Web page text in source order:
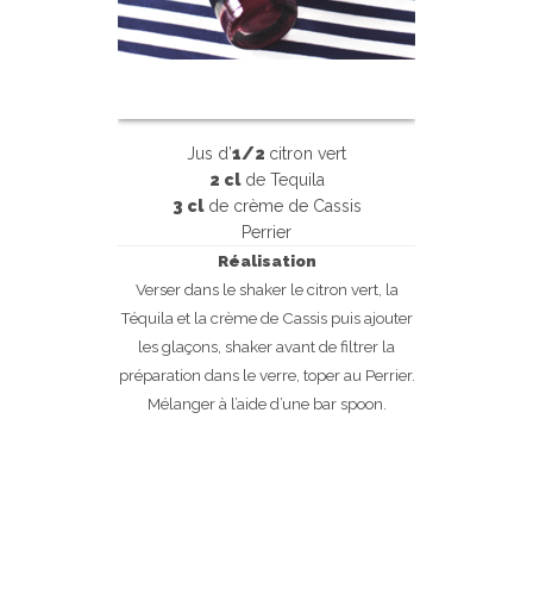
Jus d’1/2 citron vert
2 clde Tequila
3 clde crème de Cassis
Perrier
Réalisation
Verser dans le shaker le citron vert, la
Téquila et la crème de Cassis puis ajouter
les glaçons, shaker avant de filtrer la
préparation dans le verre, toper au Perrier.
Mélanger à l’aide d’une bar spoon.